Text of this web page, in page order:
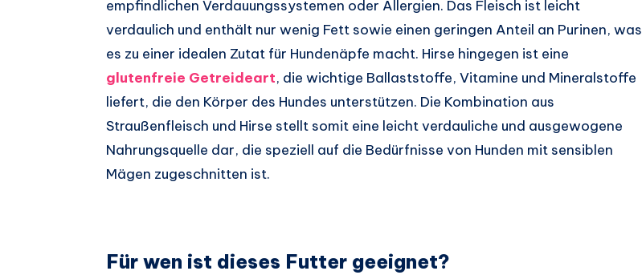
empfindlichen Verdauungssystemen oder Allergien. Das Fleisch ist leicht
verdaulich und enthält nur wenig Fett sowie einen geringen Anteil an Purinen, was
es zu einer idealen Zutat für Hundenäpfe macht. Hirse hingegen ist eine
glutenfreie Getreideart, die wichtige Ballaststoffe, Vitamine und Mineralstoffe
liefert, die den Körper des Hundes unterstützen. Die Kombination aus
Straußenfleisch und Hirse stellt somit eine leicht verdauliche und ausgewogene
Nahrungsquelle dar, die speziell auf die Bedürfnisse von Hunden mit sensiblen
Mägen zugeschnitten ist.
Für wen ist dieses Futter geeignet?